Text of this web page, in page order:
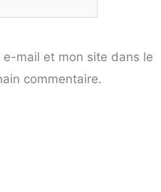
mail et mon site dans le
commentaire.